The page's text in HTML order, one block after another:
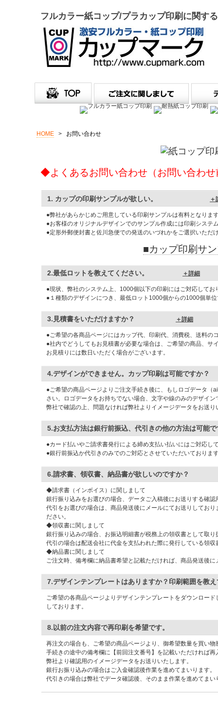
フルカラー紙コップ/プラカップ印刷に関す
HOME > お問い合わせ
◆よくあるお問い合わせ（ お問い合わ
1. カップの印刷サンプルが欲しい。 ＋
●弊社があらかじめご用意している印刷サンプルは有料となりま
●お客様のオリジナルデザインでのサンプル作成には印刷システ
●定形外郵便封書と佐川急便での発送のいづれかをご選択いただ
■カップ印刷サ
2.最低ロットを教えてください。 ＋詳細
●現状、弊社のシステム上、1000個以下の印刷にはご対応してお
●１種類のデザインにつき、最低ロット1000個からの1000個単
3. 見積書をいただけますか？ ＋詳細
●ご希望の各商品ページにはカップ代、印刷代、消費税、送料
●社内でどうしてもお見積書が必要な場合は、ご希望の商品、
お見積りには数日いただく場合がございます。
4.デザインができません。カップ印刷は可
●ご希望の商品ページよりご注文手続き後に、もしロゴデータ
さい。ロゴデータをお持ちでない場合、文字や線のみのデザイ
弊社で確認の上、問題なければ弊社よりイメージデータをお送
5.お支払方法は銀行前振込、代引きの他の方法
●カード払いやご請求書発行による締め支払い払いにはご対応し
●銀行前振込か代引きのみでのご対応とさせていただいておりま
6.請求書、領収書、納品書が欲しいのですか
◆請求書（インボイス）に関しまして
銀行振り込みをお選びの場合、データご入稿後にお送りする確
代引をお選びの場合は、商品発送後にメールにてお送りしてお
ださい。
◆領収書に関しまして
銀行振り込みの場合、お振込明細書が税務上の領収書として取
代引の場合は配送会社に代金を支払われた際に発行している領
◆納品書に関しまして
ご注文時、備考欄に納品書希望と記載ただければ、商品発送後
7.デザインテンプレートはありますか？印刷範
ご希望の各商品ページよりデザインテンプレートをダウンロー
しております。
8.以前の注文内容で再印刷を希望です
再注文の場合も、ご希望の商品ページより、御希望数量を買い
手続きの途中の備考欄に【前回注文番号】を記載いただければ
弊社より確認用のイメージデータをお送りいたします。
銀行お振り込みの場合はご入金確認後作業を進めてまいります。
代引きの場合は弊社でデータ確認後、 そのまま作業を進めてまい